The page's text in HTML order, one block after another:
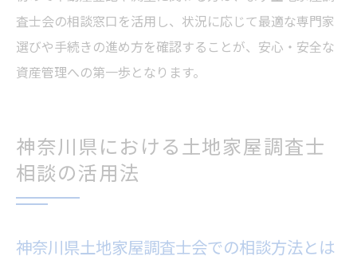
査士会の相談窓口を活用し、状況に応じて最適な専門家
選びや手続きの進め方を確認することが、安心・安全な
資産管理への第一歩となります。
神奈川県における土地家屋調査士
相談の活用法
神奈川県土地家屋調査士会での相談方法とは